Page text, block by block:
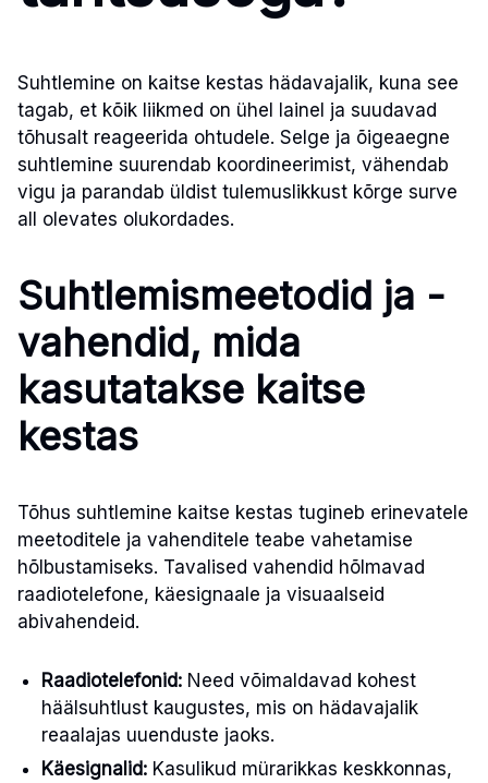
Suhtlemine on kaitse kestas hädavajalik, kuna see
tagab, et kõik liikmed on ühel lainel ja suudavad
tõhusalt reageerida ohtudele. Selge ja õigeaegne
suhtlemine suurendab koordineerimist, vähendab
vigu ja parandab üldist tulemuslikkust kõrge surve
all olevates olukordades.
Suhtlemismeetodid ja -
vahendid, mida
kasutatakse kaitse
kestas
Tõhus suhtlemine kaitse kestas tugineb erinevatele
meetoditele ja vahenditele teabe vahetamise
hõlbustamiseks. Tavalised vahendid hõlmavad
raadiotelefone, käesignaale ja visuaalseid
abivahendeid.
Raadiotelefonid: Need võimaldavad kohest
häälsuhtlust kaugustes, mis on hädavajalik
reaalajas uuenduste jaoks.
Käesignalid: Kasulikud mürarikkas keskkonnas,